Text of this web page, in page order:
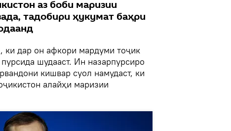
аз боби маризии
тадобири ҳукумат баҳри
ки дар он афкори мардуми тоҷик
шудааст. Ин назарпурсиро
кишвар суол намудаст, ки
алайҳи маризии